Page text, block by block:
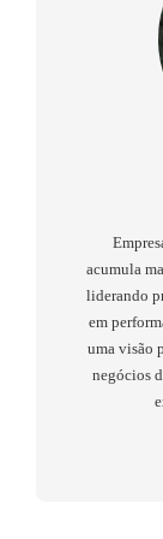
acumula
liderando
em
uma visão
negócios